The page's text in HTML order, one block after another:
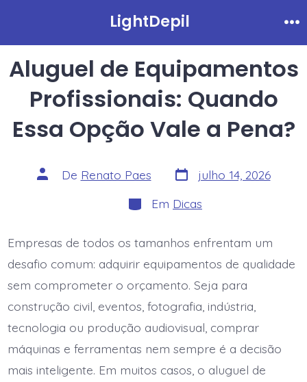
conteúdo
LightDepil
Aluguel de Equipamentos
Profissionais: Quando
Essa Opção Vale a Pena?
Autor
do
De Renato Paes Data
do
julho 14, 2026
Categorias
Em Dicas
Empresas de todos os tamanhos enfrentam um
desafio comum: adquirir equipamentos de qualidade
sem comprometer o orçamento. Seja para
construção civil, eventos, fotografia, indústria,
tecnologia ou produção audiovisual, comprar
máquinas e ferramentas nem sempre é a decisão
mais inteligente. Em muitos casos, o aluguel de